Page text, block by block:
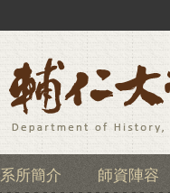
系所簡介 師資陣容